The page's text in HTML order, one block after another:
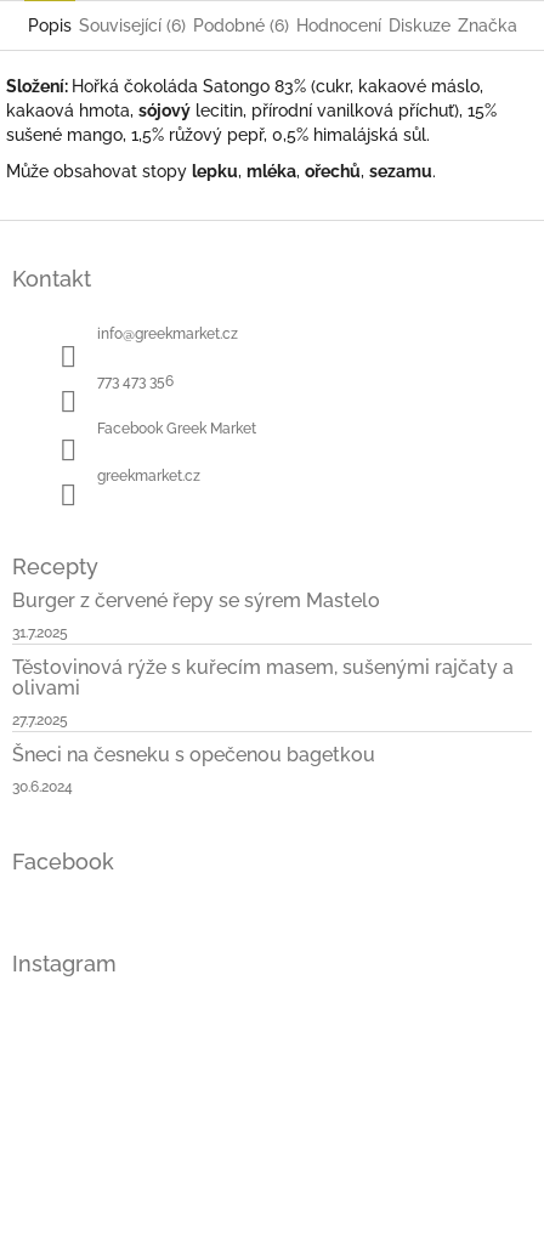
Popis Související (6) Podobné (6) Hodnocení Diskuze Značka
Složení: Hořká čokoláda Satongo 83% (cukr, kakaové máslo,
kakaová hmota, sójový lecitin, přírodní vanilková příchuť), 15%
sušené mango, 1,5% růžový pepř, 0,5% himalájská sůl.
Může obsahovat stopy lepku, mléka, ořechů, sezamu.
Kontakt
info@greekmarket.cz
773 473 356
Facebook Greek Market
greekmarket.cz
Recepty
Burger z červené řepy se sýrem Mastelo
31.7.2025
Těstovinová rýže s kuřecím masem, sušenými rajčaty a
olivami
27.7.2025
Šneci na česneku s opečenou bagetkou
30.6.2024
Facebook
Instagram